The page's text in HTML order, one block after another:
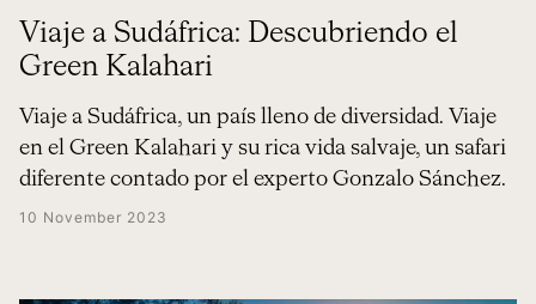
Viaje a Sudáfrica: Descubriendo el
Green Kalahari
Viaje a Sudáfrica, un país lleno de diversidad. Viaje
en el Green Kalahari y su rica vida salvaje, un safari
diferente contado por el experto Gonzalo Sánchez.
10 November 2023